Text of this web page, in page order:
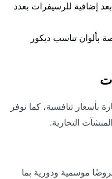
إضافية للرسيفرات بعدد
بألوان تناسب ديكور
بأسعار تنافسية، كما نوفر
التجارية.
موسمية ودورية بما